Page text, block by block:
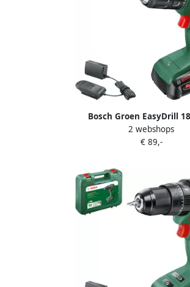
Bosch Groen EasyDrill
Accuschroefboormachine
standen | Incl. Accu en
2 webshops
€ 89,-